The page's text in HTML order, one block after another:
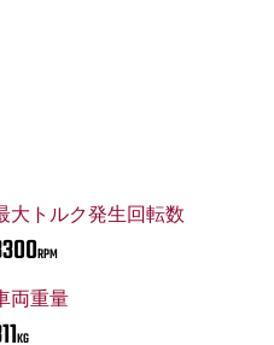
大トルク発生回転数
RPM
両重量
KG